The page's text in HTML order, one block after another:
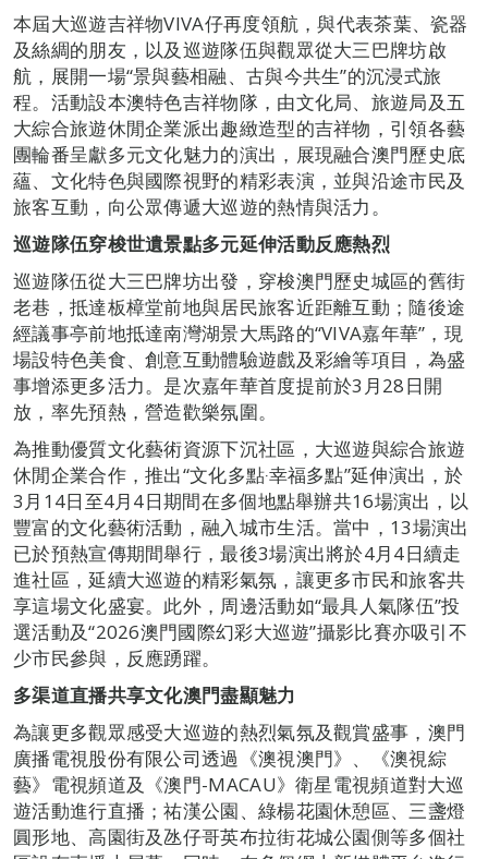
本屆大巡遊吉祥物VIVA仔再度領航，與代表茶葉、瓷器
及絲綢的朋友，以及巡遊隊伍與觀眾從大三巴牌坊啟
航，展開一場“景與藝相融、古與今共生”的沉浸式旅
程。活動設本澳特色吉祥物隊，由文化局、旅遊局及五
大綜合旅遊休閒企業派出趣緻造型的吉祥物，引領各藝
團輪番呈獻多元文化魅力的演出，展現融合澳門歷史底
蘊、文化特色與國際視野的精彩表演，並與沿途市民及
旅客互動，向公眾傳遞大巡遊的熱情與活力。
巡遊隊伍穿梭世遺景點多元延伸活動反應熱烈
巡遊隊伍從大三巴牌坊出發，穿梭澳門歷史城區的舊街
老巷，抵達板樟堂前地與居民旅客近距離互動；隨後途
經議事亭前地抵達南灣湖景大馬路的“VIVA嘉年華”，現
場設特色美食、創意互動體驗遊戲及彩繪等項目，為盛
事增添更多活力。是次嘉年華首度提前於3月28日開
放，率先預熱，營造歡樂氛圍。
為推動優質文化藝術資源下沉社區，大巡遊與綜合旅遊
休閒企業合作，推出“文化多點‧幸福多點”延伸演出，於
3月14日至4月4日期間在多個地點舉辦共16場演出，以
豐富的文化藝術活動，融入城市生活。當中，13場演出
已於預熱宣傳期間舉行，最後3場演出將於4月4日續走
進社區，延續大巡遊的精彩氣氛，讓更多市民和旅客共
享這場文化盛宴。此外，周邊活動如“最具人氣隊伍”投
選活動及“2026澳門國際幻彩大巡遊”攝影比賽亦吸引不
少市民參與，反應踴躍。
多渠道直播共享文化澳門盡顯魅力
為讓更多觀眾感受大巡遊的熱烈氣氛及觀賞盛事，澳門
廣播電視股份有限公司透過《澳視澳門》、《澳視綜
藝》電視頻道及《澳門-MACAU》衛星電視頻道對大巡
遊活動進行直播；祐漢公園、綠楊花園休憩區、三盞燈
圓形地、高園街及氹仔哥英布拉街花城公園側等多個社